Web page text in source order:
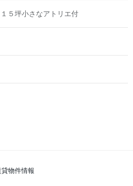
５坪小さなアトリエ付
貸物件情報